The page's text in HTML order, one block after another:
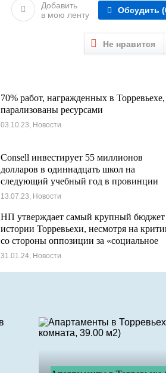
Добавить
в мою ленту
Обсудить
Не нравится
70% работ, награжденных в Торревьехе,
парализованы ресурсами
03.10.23, Новости
Consell инвестирует 55 миллионов
долларов в одиннадцать школ на
следующий учебный год в провинции
Аликанте.
13.07.23, Новости
НП утверждает самый крупный
истории Торревьехи, несмотря на
со стороны оппозиции за «социальное
сокращение».
31.01.24, Новости